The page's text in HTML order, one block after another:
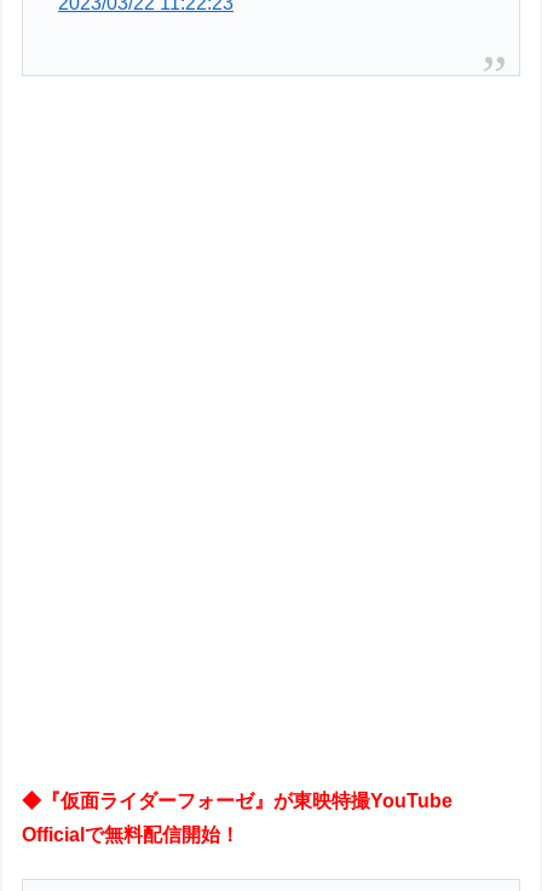
◆『仮面ライダーフォーゼ』が東映特撮YouTube
Officialで無料配信開始！